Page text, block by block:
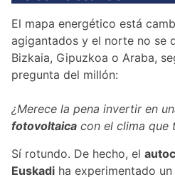
El mapa energético está
agigantados y el norte no se
Bizkaia, Gipuzkoa o Araba,
pregunta del millón:
¿Merece la pena invertir en
fotovoltaica con el clima que
Sí rotundo. De hecho, el
Euskadi ha experimentado